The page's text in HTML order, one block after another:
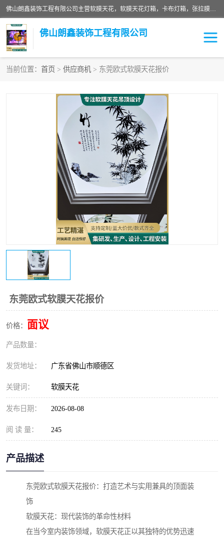
佛山朗鑫装饰工程有限公司主营软膜天花，软膜天花灯箱，卡布灯箱，张拉膜等产品，价格实惠，支持定制；公司专业装饰铺面，家居，会展特装，软膜等工程，技能精良人员，安装快、价格合理，质量保证、热诚与各方有识人士合作，欢迎新老客户来电咨询。
佛山朗鑫装饰工程有限公司
当前位置： 首页 > 供应商机 > 东莞欧式软膜天花报价
东莞欧式软膜天花报价
价格： 面议
产品数量：
发货地址： 广东省佛山市顺德区
关键词： 软膜天花
发布日期： 2026-08-08
阅 读 量： 245
产品描述
东莞欧式软膜天花报价：打造艺术与实用兼具的顶面装
饰
软膜天花：现代装饰的革命性材料
在当今室内装饰领域，软膜天花正以其独特的优势迅速
软膜吊顶